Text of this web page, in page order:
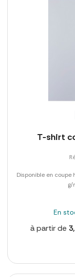
T-shirt
Disponible en
g/
En
à partir de